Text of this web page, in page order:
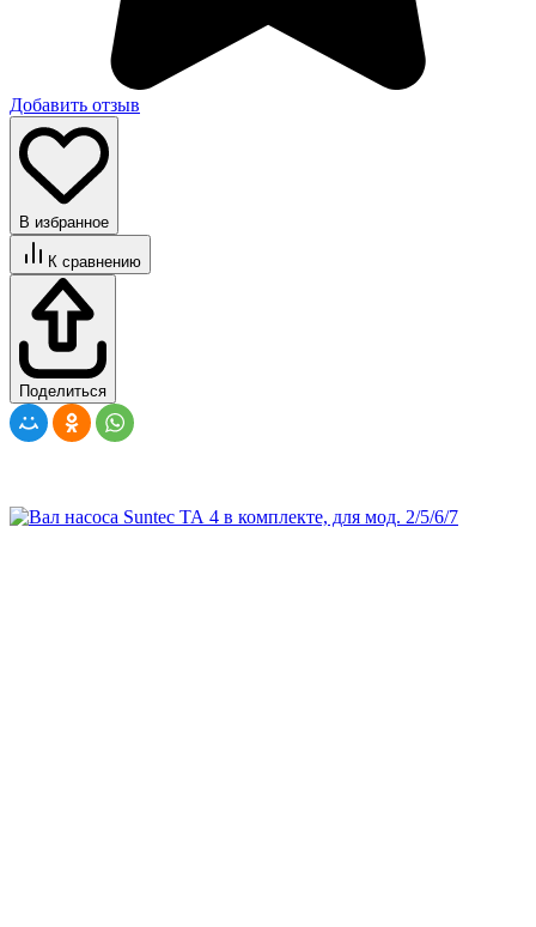
Добавить отзыв
В избранное
К сравнению
Поделиться